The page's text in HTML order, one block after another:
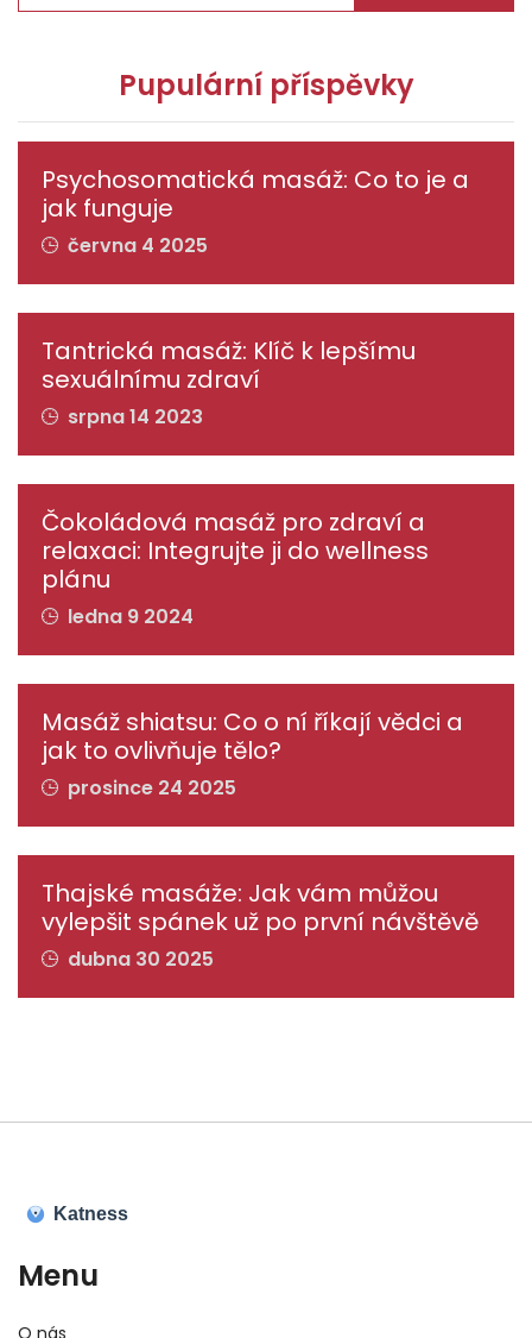
Pupulární příspěvky
Psychosomatická masáž: Co to je a
jak funguje
června 4 2025
Tantrická masáž: Klíč k lepšímu
sexuálnímu zdraví
srpna 14 2023
Čokoládová masáž pro zdraví a
relaxaci: Integrujte ji do wellness
plánu
ledna 9 2024
Masáž shiatsu: Co o ní říkají vědci a
jak to ovlivňuje tělo?
prosince 24 2025
Thajské masáže: Jak vám můžou
vylepšit spánek už po první návštěvě
dubna 30 2025
Menu